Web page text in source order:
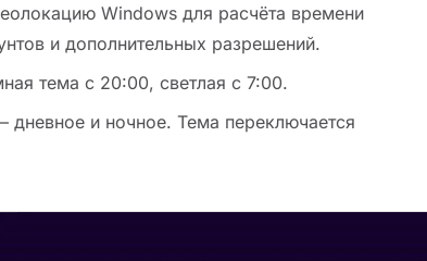
Windows для расчёта времени
и дополнительных разрешений.
тема с 20:00, светлая с 7:00.
и ночное. Тема переключается